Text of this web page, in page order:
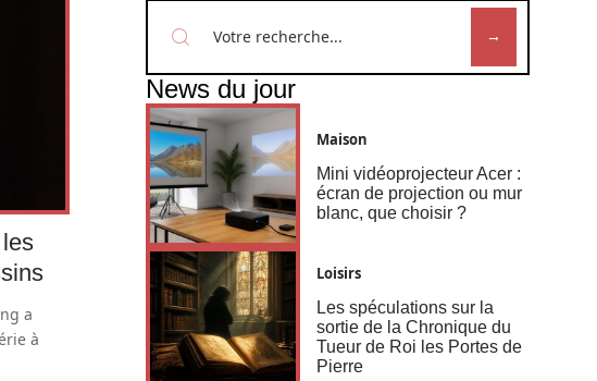
a
à
News du jour
Maison
Mini vidéoprojecteur Acer :
écran de projection ou mur
blanc, que choisir ?
Loisirs
Les spéculations sur la
sortie de la Chronique du
Tueur de Roi les Portes de
Pierre